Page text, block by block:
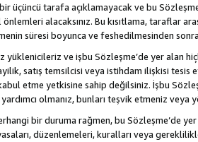
üçüncü tarafa açıklamayacak ve bu
alacaksınız. Bu kısıtlama, taraflar
süresi boyunca ve feshedilmesinden
yüklenicileriz ve işbu Sözleşme’de yer alan
satış temsilcisi veya istihdam ilişkisi
etme yetkisine sahip değilsiniz. İşbu
olmanız, bunları teşvik etmeniz
bir duruma rağmen, bu Sözleşme’de
düzenlemeleri, kuralları veya